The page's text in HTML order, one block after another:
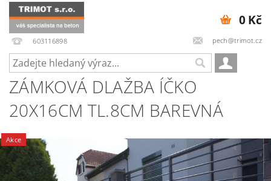
603116898 pech@trimot.cz
0 Kč
ZÁMKOVÁ DLAŽBA ÍČKO
20X16CM TL.8CM BAREVNÁ
Akce